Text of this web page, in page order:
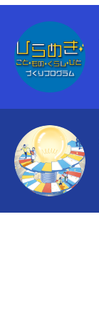
HOME
ひらめきNEWS
BLOG
ABOUT